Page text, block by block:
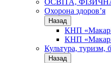
ОСВІТА,
Охорона здоров’я
Назад
КНП
КНП
Культура, туризм,
Назад